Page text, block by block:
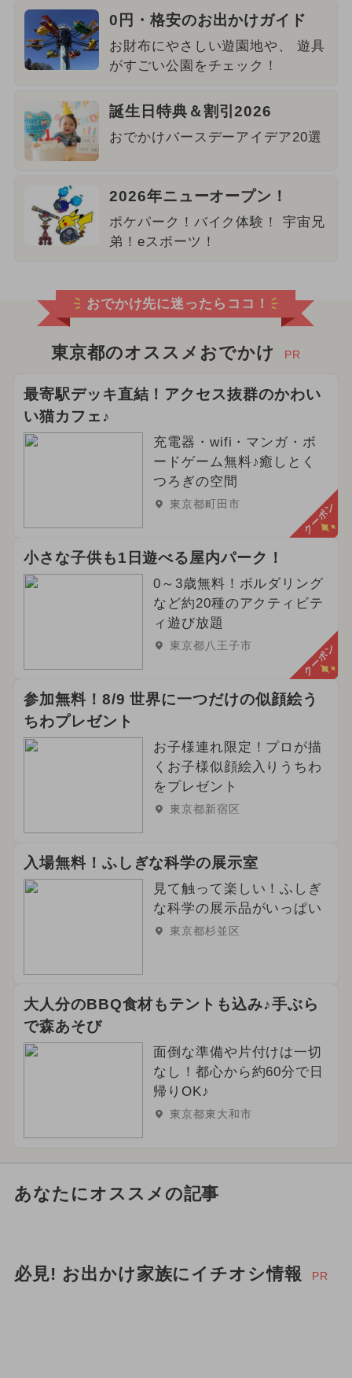
0円・格安のお出かけガイド
お財布にやさしい遊園地や、 遊具
がすごい公園をチェック！
誕生日特典＆割引2026
おでかけバースデーアイデア20選
2026年ニューオープン！
ポケパーク！バイク体験！ 宇宙兄
弟！eスポーツ！
おでかけ先に迷ったらココ！
東京都のオススメおでかけ PR
最寄駅デッキ直結！アクセス抜群のかわい
い猫カフェ♪
充電器・wifi・マンガ・ボ
ードゲーム無料♪癒しとく
つろぎの空間
東京都町田市 クーポン
小さな子供も1日遊べる屋内パーク！
0～3歳無料！ボルダリング
など約20種のアクティビテ
ィ遊び放題
東京都八王子市 クーポン
参加無料！8/9 世界に一つだけの似顔絵う
ちわプレゼント
お子様連れ限定！プロが描
くお子様似顔絵入りうちわ
をプレゼント
東京都新宿区
入場無料！ふしぎな科学の展示室
見て触って楽しい！ふしぎ
な科学の展示品がいっぱい
東京都杉並区
大人分のBBQ食材もテントも込み♪手ぶら
で森あそび
面倒な準備や片付けは一切
なし！都心から約60分で日
帰りOK♪
東京都東大和市
あなたにオススメの記事
必見! お出かけ家族にイチオシ情報 PR